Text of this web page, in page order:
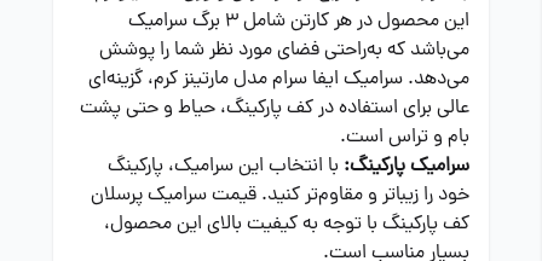
این محصول در هر کارتن شامل 3 برگ سرامیک
می‌باشد که به‌راحتی فضای مورد نظر شما را پوشش
می‌دهد. سرامیک ایفا سرام مدل مارتینز کرم، گزینه‌ای
عالی برای استفاده در کف پارکینگ، حیاط و حتی پشت
بام و تراس است.
سرامیک پارکینگ: با انتخاب این سرامیک، پارکینگ
خود را زیباتر و مقاوم‌تر کنید. قیمت سرامیک پرسلان
کف پارکینگ با توجه به کیفیت بالای این محصول،
بسیار مناسب است.